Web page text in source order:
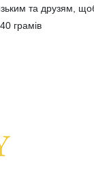
та друзям,
грамів